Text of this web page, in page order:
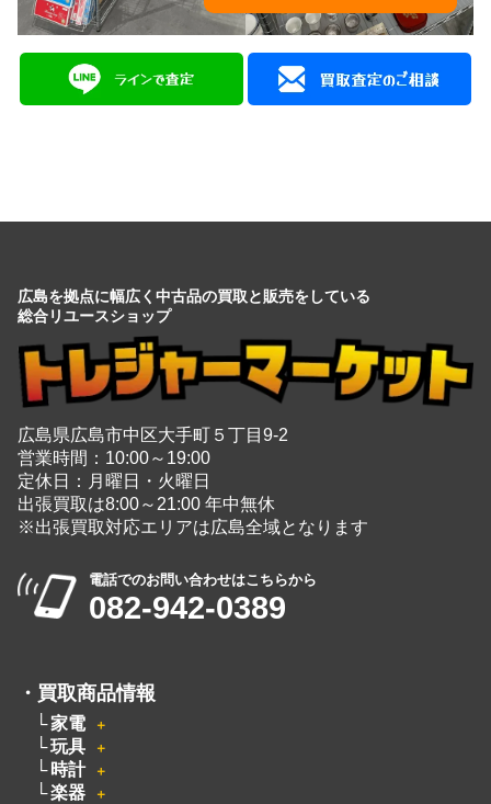
広島を拠点に幅広く中古品の買取と販売をしている
総合リユースショップ
広島県広島市中区大手町５丁目9-2
営業時間：10:00～19:00
定休日：月曜日・火曜日
出張買取は8:00～21:00 年中無休
※出張買取対応エリアは広島全域となります
電話でのお問い合わせはこちらから
082-942-0389
・ 買取商品情報
家電 ＋
玩具 ＋
時計 ＋
楽器 ＋